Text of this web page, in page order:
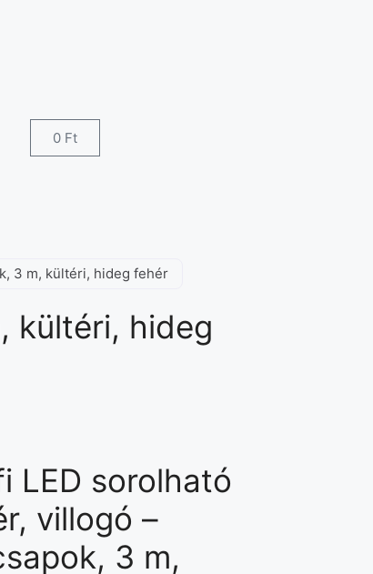
0 Ft
3 m, kültéri, hideg fehér
kültéri, hideg
LED sorolható
villogó –
3 m,